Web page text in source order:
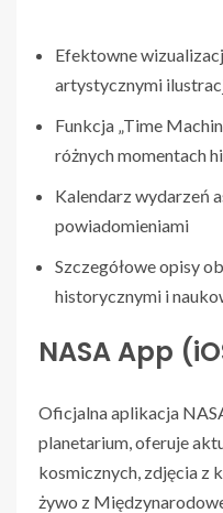
Efektowne
artystycznymi
Funkcja „Time
różnych momentach
Kalendarz wydarzeń
powiadomieniami
Szczegółowe opisy
historycznymi i
NASA App
Oficjalna aplikacja
planetarium, oferuje
kosmicznych, zdjęcia z
żywo z